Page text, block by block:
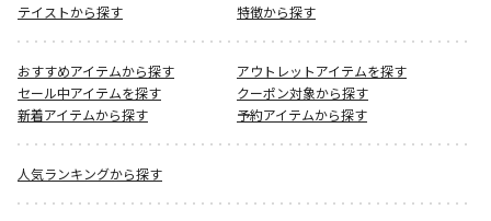
テイストから探す
特徴から探す
おすすめアイテムから探す
アウトレットアイテムを探す
セール中アイテムを探す
クーポン対象から探す
新着アイテムから探す
予約アイテムから探す
人気ランキングから探す